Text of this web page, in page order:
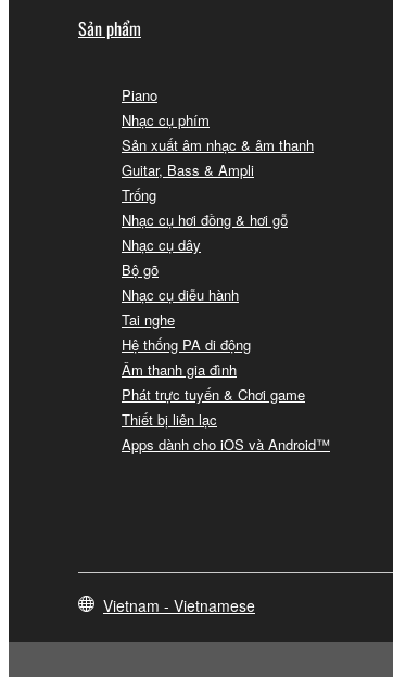
Sản phẩm
Piano
Nhạc cụ phím
Sản xuất âm nhạc & âm thanh
Guitar, Bass & Ampli
Trống
Nhạc cụ hơi đồng & hơi gỗ
Nhạc cụ dây
Bộ gõ
Nhạc cụ diễu hành
Tai nghe
Hệ thống PA di động
Âm thanh gia đình
Phát trực tuyến & Chơi game
Thiết bị liên lạc
Apps dành cho iOS và Android™
Vietnam - Vietnamese